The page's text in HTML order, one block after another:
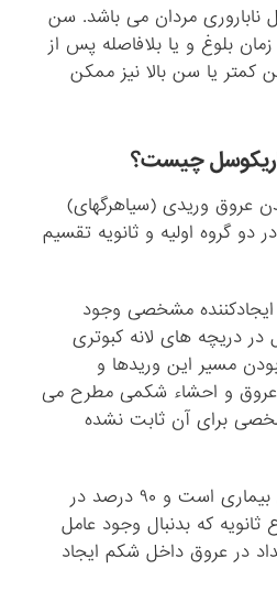
ناباروری مردان می باشد. سن
بلوغ و یا بلافاصله پس از
کمتر یا سن بالا نیز ممکن
چیست؟
عروق وریدی (سیاهرگهای)
دو گروه اولیه و ثانویه تقسیم
ایجادکننده مشخصی وجود
در دریچه های لانه کبوتری
مسیر این وریدها و
عروق و احشاء شکمی مطرح می
برای آن ثابت نشده
این نوع عامل عمده این بیماری است و ۹۰ درصد در
که بدنبال وجود عامل
در عروق داخل شکم ایجاد